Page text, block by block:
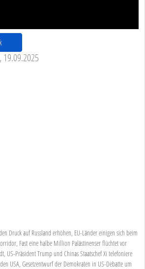
19.09.2025
Druck auf Russland erhöhen, EU-Länder einigen sich beim
Fast eine halbe Million Palästinenser flüchtet vor
US-Präsident Trump und Chinas Staatschef Xi telefoniere
USA, Gesetzentwurf der Demokraten in US-Debatte um